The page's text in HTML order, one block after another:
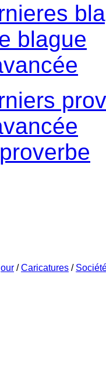
blague
/Caricatures /